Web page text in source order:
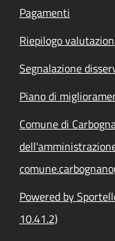
Pagamenti
Riepilogo
Segnalazione
Piano di
Comune di
Powered by
10.41.2)